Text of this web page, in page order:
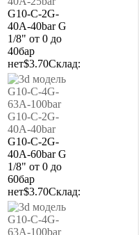
G10-C-2G-
40A-40barG
1/8" от 0 до
40бар
нет$3.70Склад:
G10-C-2G-
40A-60barG
1/8" от 0 до
60бар
нет$3.70Склад: